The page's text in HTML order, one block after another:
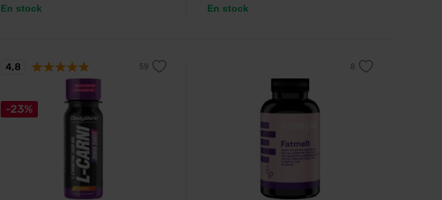
En stock En stock
-23%
4,8